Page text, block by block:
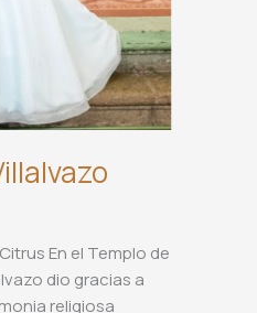
En el Templo de
dio gracias a
religiosa